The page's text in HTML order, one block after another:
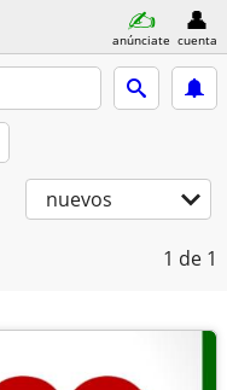
anúnciate cuenta
nuevos
1 de 1